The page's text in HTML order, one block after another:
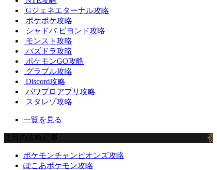
Gジェネエターナル攻略
ポケポケ攻略
シャドバ ビヨンド攻略
モンスト攻略
パズドラ攻略
ポケモンGO攻略
グラブル攻略
Discord攻略
パワプロアプリ攻略
スタレゾ攻略
一覧を見る
注目の攻略記事
ポケモンチャンピオンズ攻略
ぽこあポケモン攻略